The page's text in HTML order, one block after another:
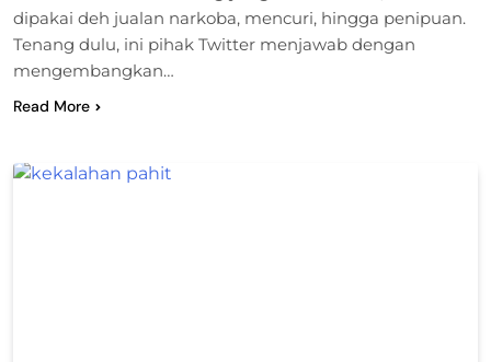
dipakai deh jualan narkoba, mencuri, hingga penipuan.
Tenang dulu, ini pihak Twitter menjawab dengan
mengembangkan…
Read More